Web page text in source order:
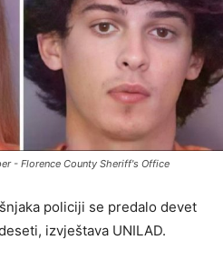
- Florence County Sheriff's Office
policiji se predalo devet
izvještava UNILAD.